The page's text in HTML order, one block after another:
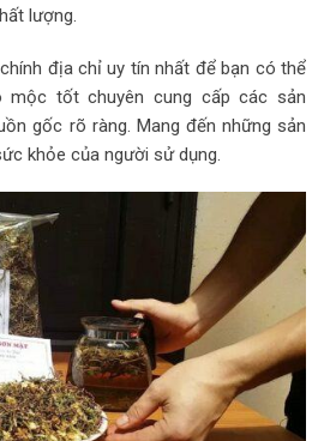
lượng.
địa chỉ uy tín nhất để bạn có thể
mộc tốt chuyên cung cấp các sản
gốc rõ ràng. Mang đến những sản
khỏe của người sử dụng.